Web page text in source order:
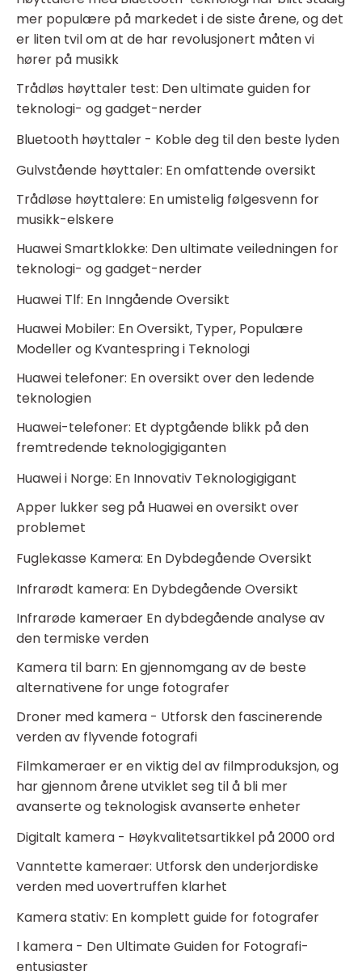
mer populære på markedet i de siste årene, og det
er liten tvil om at de har revolusjonert måten vi
hører på musikk
Trådløs høyttaler test: Den ultimate guiden for
teknologi- og gadget-nerder
Bluetooth høyttaler - Koble deg til den beste lyden
Gulvstående høyttaler: En omfattende oversikt
Trådløse høyttalere: En umistelig følgesvenn for
musikk-elskere
Huawei Smartklokke: Den ultimate veiledningen for
teknologi- og gadget-nerder
Huawei Tlf: En Inngående Oversikt
Huawei Mobiler: En Oversikt, Typer, Populære
Modeller og Kvantespring i Teknologi
Huawei telefoner: En oversikt over den ledende
teknologien
Huawei-telefoner: Et dyptgående blikk på den
fremtredende teknologigiganten
Huawei i Norge: En Innovativ Teknologigigant
Apper lukker seg på Huawei en oversikt over
problemet
Fuglekasse Kamera: En Dybdegående Oversikt
Infrarødt kamera: En Dybdegående Oversikt
Infrarøde kameraer En dybdegående analyse av
den termiske verden
Kamera til barn: En gjennomgang av de beste
alternativene for unge fotografer
Droner med kamera - Utforsk den fascinerende
verden av flyvende fotografi
Filmkameraer er en viktig del av filmproduksjon, og
har gjennom årene utviklet seg til å bli mer
avanserte og teknologisk avanserte enheter
Digitalt kamera - Høykvalitetsartikkel på 2000 ord
Vanntette kameraer: Utforsk den underjordiske
verden med uovertruffen klarhet
Kamera stativ: En komplett guide for fotografer
I kamera - Den Ultimate Guiden for Fotografi-
entusiaster